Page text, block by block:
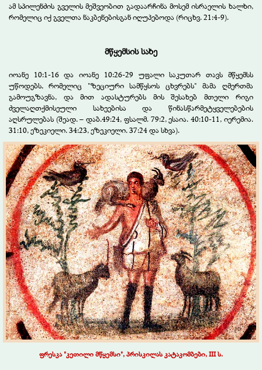
ამ სპილენძის გველის მეშვეობით გადაარჩინა მოსემ ისრაელის ხალხი,
რომელიც იქ გველთა ნაკბენებისგან იღუპებოდა (რიცხვ. 21:4-9).
მწყემსის სახე
იოანე 10:1-16 და იოანე 10:26-29 უფალი საკუთარ თავს მწყემსს
უწოდებს, რომელიც "ზეციური სამწყსოს ცხვრებს" მამა ღმერთმა
გამოუგზავნა, და მით ადასტურებს მის შესახებ მთელი რიგი
ძველაღთქმისეული სახეებისა და წინასწარმეტყველებების
აღსრულებას (შეად. – დაბ.49:24, ფსალმ. 79:2, ესაია. 40:10-11, იერემია.
31:10, ეზეკიელი. 34:23, ეზეკიელი. 37:24 და სხვა).
ფრესკა "კეთილი მწყემსი", პრისკილას კატაკომბები, III ს.